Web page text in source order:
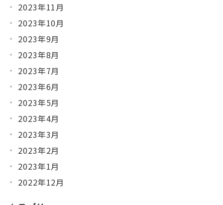
2023年11月
2023年10月
2023年9月
2023年8月
2023年7月
2023年6月
2023年5月
2023年4月
2023年3月
2023年2月
2023年1月
2022年12月